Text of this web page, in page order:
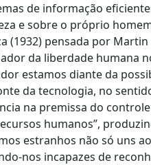
de informação
e sobre o próprio
(1932) pensada por
da liberdade humana
estamos diante da
da tecnologia, no
na premissa do
humanos”,
estranhos não só uns
nos incapazes de